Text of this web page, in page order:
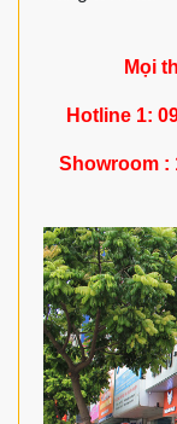
Mọi
Hotline 1:
Showroom :